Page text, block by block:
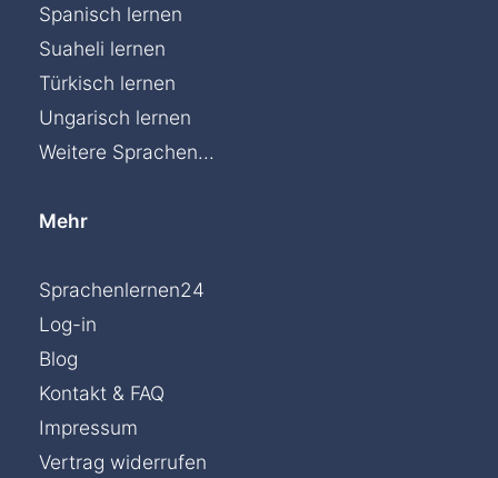
Spanisch lernen
Suaheli lernen
Türkisch lernen
Ungarisch lernen
Weitere Sprachen...
Mehr
Sprachenlernen24
Log-in
Blog
Kontakt & FAQ
Impressum
Vertrag widerrufen